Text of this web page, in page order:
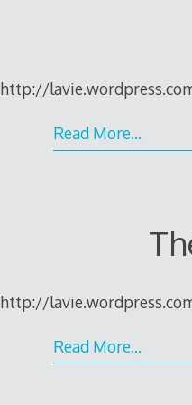
http://
Read More…
http://
Read More…